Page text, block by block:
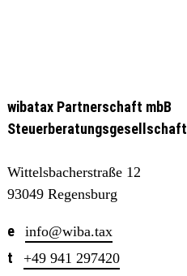
wibatax Partnerschaft mbB
Steuerberatungsgesellschaft
Wittelsbacherstraße 12
93049 Regensburg
info@wiba.tax
+49 941 297420